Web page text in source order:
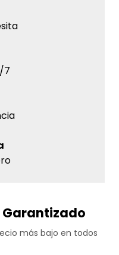
7
Garantizado
más bajo en todos